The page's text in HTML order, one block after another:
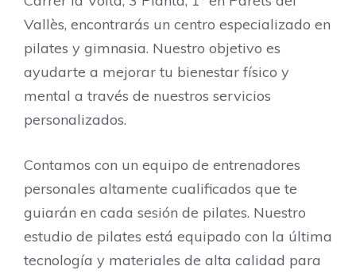
Vallès, encontrarás un centro especializado en
pilates y gimnasia. Nuestro objetivo es
ayudarte a mejorar tu bienestar físico y
mental a través de nuestros servicios
personalizados.
Contamos con un equipo de entrenadores
personales altamente cualificados que te
guiarán en cada sesión de pilates. Nuestro
estudio de pilates está equipado con la última
tecnología y materiales de alta calidad para